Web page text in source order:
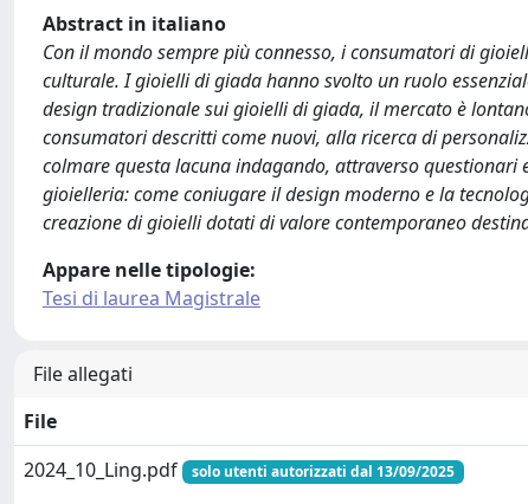
Abstract in italiano
Con il mondo sempre più connesso, i consumatori di
culturale. I gioielli di giada hanno svolto un ruolo
design tradizionale sui gioielli di giada, il mercato è
consumatori descritti come nuovi, alla ricerca di
colmare questa lacuna indagando, attraverso questionari
gioielleria: come coniugare il design moderno e la
creazione di gioielli dotati di valore contemporaneo
Appare nelle tipologie:
Tesi di laurea Magistrale
File allegati
File
2024_10_Ling.pdf
solo utenti autorizzati dal 13/09/2025